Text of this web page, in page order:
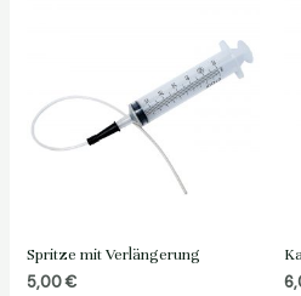
Spritze mit Verlängerung
5,00€